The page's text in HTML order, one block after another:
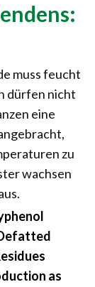
muss feucht
dürfen nicht
eine
zu
wachsen
as